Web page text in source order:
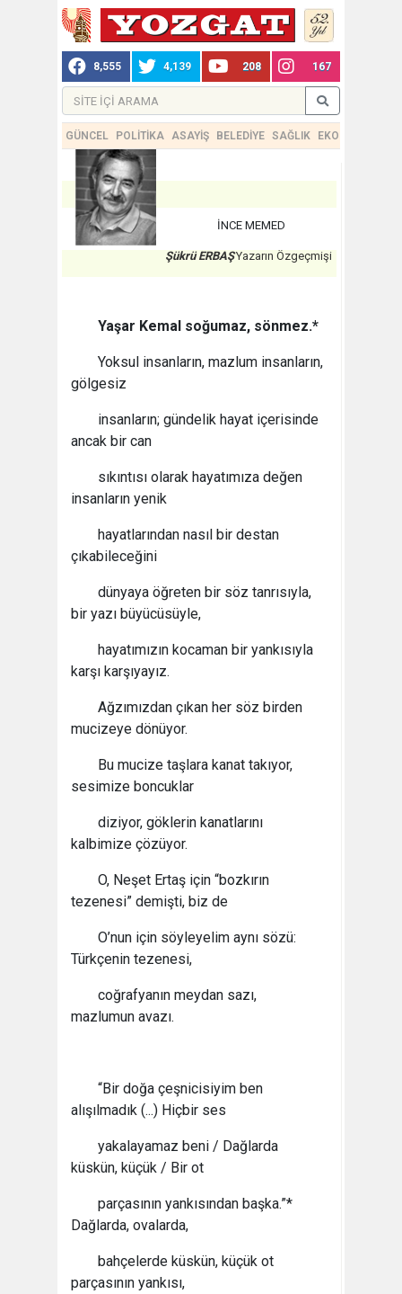
8,555 4,139 208 167
GÜNCEL POLİTİKA ASAYİŞ BELEDİYE SAĞLIK EKONOMİ
İNCE MEMED
Şükrü ERBAŞYazarın Özgeçmişi
Yaşar Kemal soğumaz, sönmez.*
Yoksul insanların, mazlum insanların,
gölgesiz
insanların; gündelik hayat içerisinde
ancak bir can
sıkıntısı olarak hayatımıza değen
insanların yenik
hayatlarından nasıl bir destan
çıkabileceğini
dünyaya öğreten bir söz tanrısıyla,
bir yazı büyücüsüyle,
hayatımızın kocaman bir yankısıyla
karşı karşıyayız.
Ağzımızdan çıkan her söz birden
mucizeye dönüyor.
Bu mucize taşlara kanat takıyor,
sesimize boncuklar
diziyor, göklerin kanatlarını
kalbimize çözüyor.
O, Neşet Ertaş için “bozkırın
tezenesi” demişti, biz de
O’nun için söyleyelim aynı sözü:
Türkçenin tezenesi,
coğrafyanın meydan sazı,
mazlumun avazı.
“Bir doğa çeşnicisiyim ben
alışılmadık (...) Hiçbir ses
yakalayamaz beni / Dağlarda
küskün, küçük / Bir ot
parçasının yankısından başka.”*
Dağlarda, ovalarda,
bahçelerde küskün, küçük ot
parçasının yankısı,